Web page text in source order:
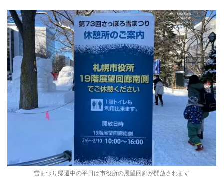
雪まつり帰還中の平日は市役所の展望回廊が開放されます